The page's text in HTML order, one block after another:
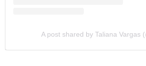
A post shared by Taliana Vargas